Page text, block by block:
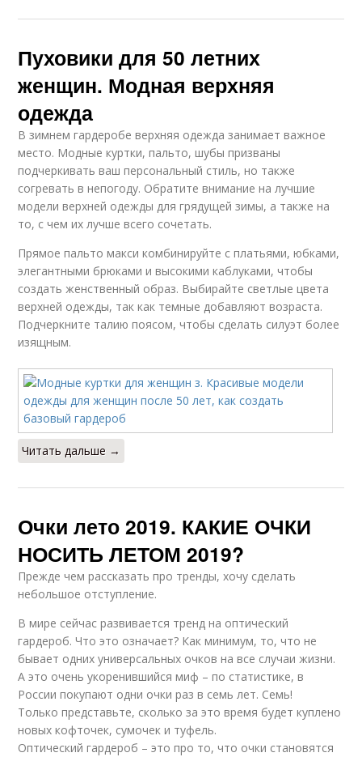
Пуховики для 50 летних
женщин. Модная верхняя
одежда
В зимнем гардеробе верхняя одежда занимает важное
место. Модные куртки, пальто, шубы призваны
подчеркивать ваш персональный стиль, но также
согревать в непогоду. Обратите внимание на лучшие
модели верхней одежды для грядущей зимы, а также на
то, с чем их лучше всего сочетать.
Прямое пальто макси комбинируйте с платьями, юбками,
элегантными брюками и высокими каблуками, чтобы
создать женственный образ. Выбирайте светлые цвета
верхней одежды, так как темные добавляют возраста.
Подчеркните талию поясом, чтобы сделать силуэт более
изящным.
Читать дальше →
Очки лето 2019. КАКИЕ ОЧКИ
НОСИТЬ ЛЕТОМ 2019?
Прежде чем рассказать про тренды, хочу сделать
небольшое отступление.
В мире сейчас развивается тренд на оптический
гардероб. Что это означает? Как минимум, то, что не
бывает одних универсальных очков на все случаи жизни.
А это очень укоренившийся миф – по статистике, в
России покупают одни очки раз в семь лет. Семь!
Только представьте, сколько за это время будет куплено
новых кофточек, сумочек и туфель.
Оптический гардероб – это про то, что очки становятся